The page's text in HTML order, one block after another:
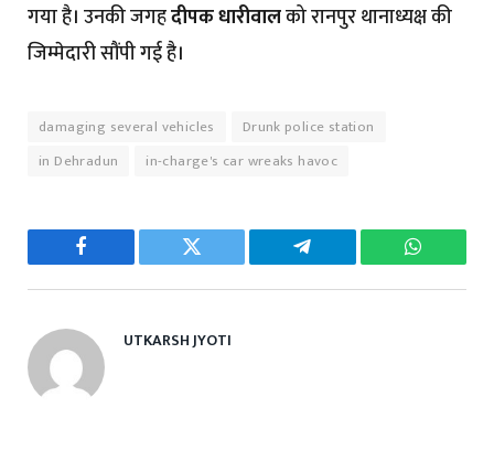
गया है। उनकी जगहदीपक धारीवालको रानपुर थानाध्यक्ष की
जिम्मेदारी सौंपी गई है।
damaging several vehicles
Drunk police station
in Dehradun
in-charge's car wreaks havoc
Facebook Twitter Telegram
UTKARSH JYOTI